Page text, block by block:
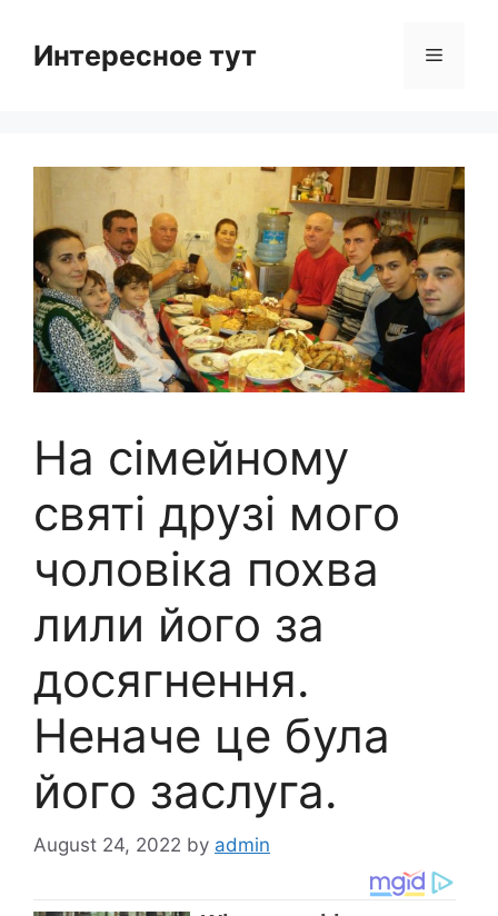
contentИнтересное тут Menu
На сімейному
святі друзі мого
чоловіка похва
лили його за
досягнення.
Неначе це була
його заслуга.
August 24, 2022 by admin